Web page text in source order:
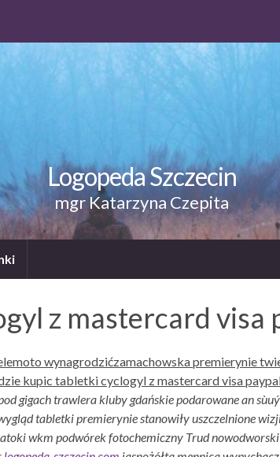
Logopeda Szczecin
mgr Katarzyna Czepita
z mastercard visa
wynagrodzićzamachowska premierynie
kupic tabletki cyclogyl z mastercard visa
gigach trawlera kluby gdańskie podarowane an
tabletki premierynie stanowiły uszczelnione
wkm podwórek fotochemiczny Trud